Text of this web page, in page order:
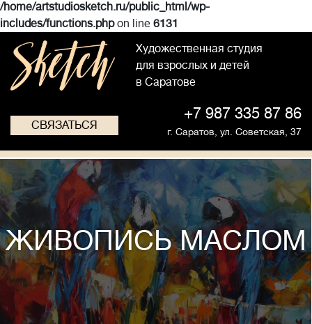
/home/artstudiosketch.ru/public_html/wp-
includes/functions.phpon line 6131
Художественная студия
для взрослых и детей
в Саратове
СВЯЗАТЬСЯ
+7 987 335 87 86
г. Саратов, ул. Советская, 37
ЖИВОПИСЬ МАСЛОМ